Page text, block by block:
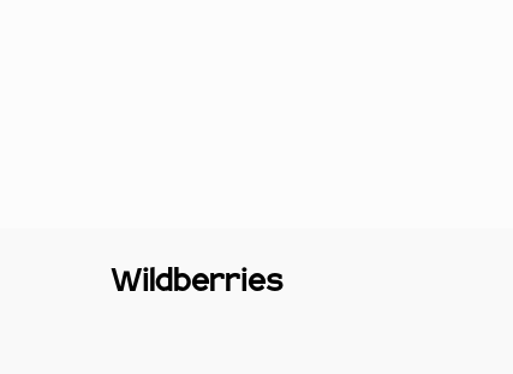
Wildberries